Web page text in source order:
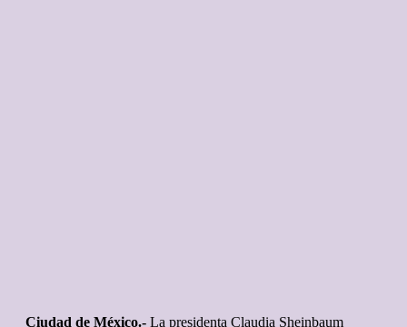
Ciudad de México.- La presidenta Claudia Sheinbaum